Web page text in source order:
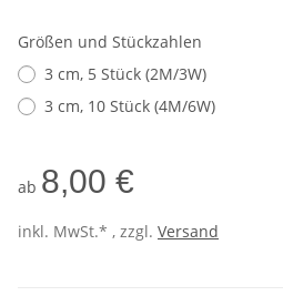
Größen und Stückzahlen
3 cm, 5 Stück (2M/3W)
3 cm, 10 Stück (4M/6W)
ab 8,00 €
inkl. MwSt.* , zzgl. Versand